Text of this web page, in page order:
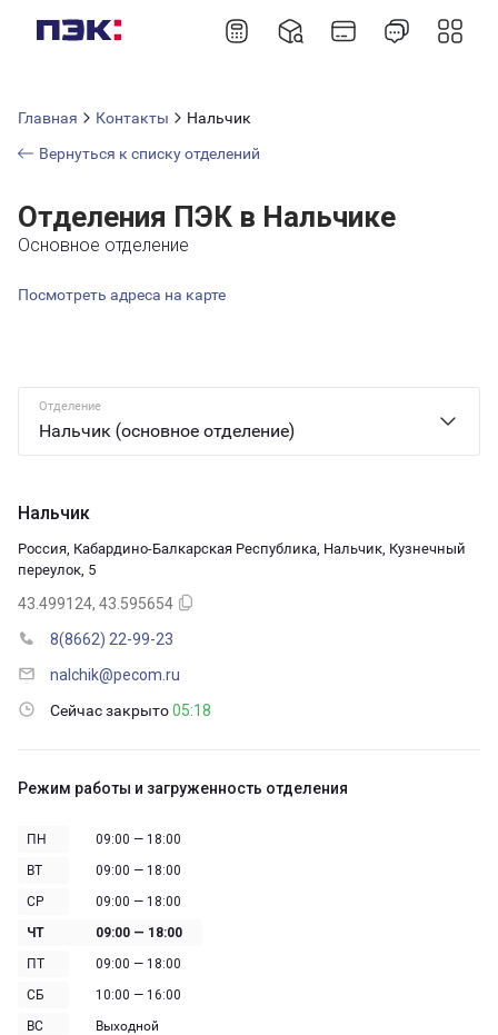
Главная Контакты
Нальчик
Вернуться к списку отделений
Отделения ПЭК в Нальчике
Основное отделение
Посмотреть адреса на карте
Отделение
Нальчик (основное отделение)
Нальчик
Россия, Кабардино-Балкарская Республика, Нальчик, Кузнечный
переулок, 5
43.499124, 43.595654
8(8662) 22-99-23
nalchik@pecom.ru
Сейчас закрыто05:18
Режим работы и загруженность отделения
ПН
09:00 — 18:00
ВТ
09:00 — 18:00
СР
09:00 — 18:00
ЧТ
09:00 — 18:00
ПТ
09:00 — 18:00
СБ
10:00 — 16:00
ВС
Выходной